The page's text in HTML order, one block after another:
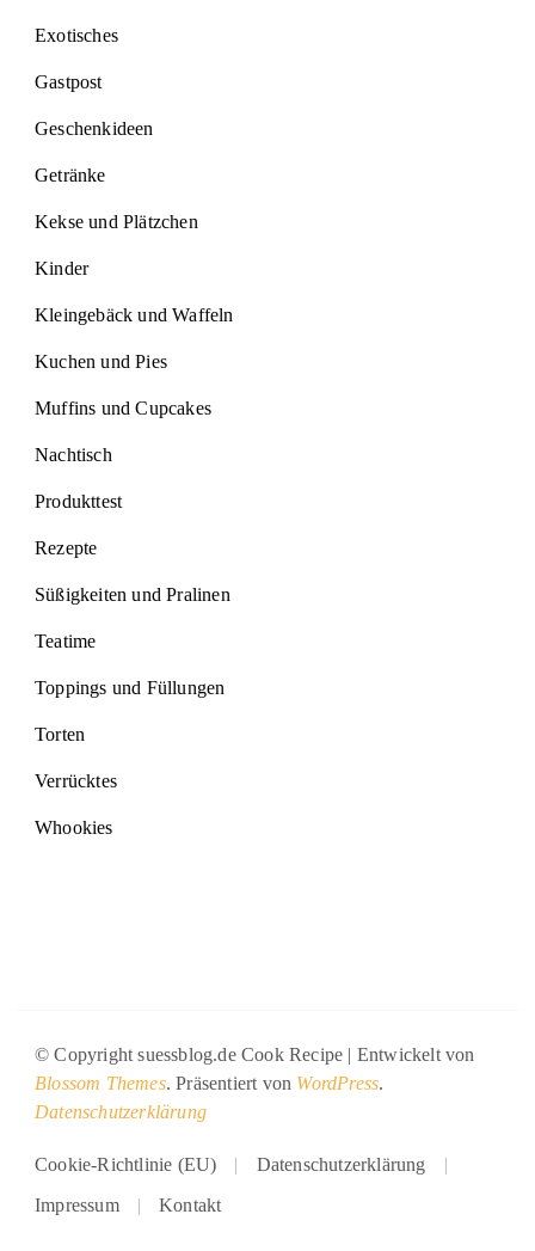
Exotisches
Gastpost
Geschenkideen
Getränke
Kekse und Plätzchen
Kinder
Kleingebäck und Waffeln
Kuchen und Pies
Muffins und Cupcakes
Nachtisch
Produkttest
Rezepte
Süßigkeiten und Pralinen
Teatime
Toppings und Füllungen
Torten
Verrücktes
Whookies
© Copyright suessblog.deCook Recipe | Entwickelt von
Blossom Themes. Präsentiert von WordPress.
Datenschutzerklärung
Cookie-Richtlinie (EU)
Datenschutzerklärung
Impressum
Kontakt